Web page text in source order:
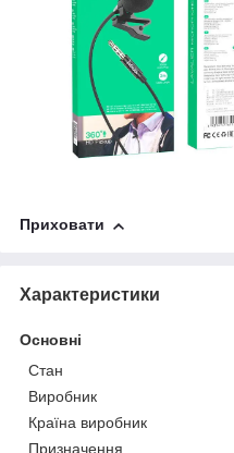
Приховати
Характеристики
Основні
Стан
Виробник
Країна виробник
Призначення